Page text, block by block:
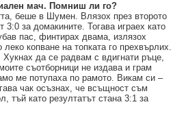
мач. Помниш ли го?
беше в Шумен. Влязох през второто
3:0 за домакините. Тогава играех като
пас, финтирах двама, излязох
копване на топката го прехвърлих.
да се радвам с вдигнати ръце,
съотборници не издава и грам
ме потупаха по рамото. Викам си –
чак осъзнах, че всъщност съм
тъй като резултатът стана 3:1 за